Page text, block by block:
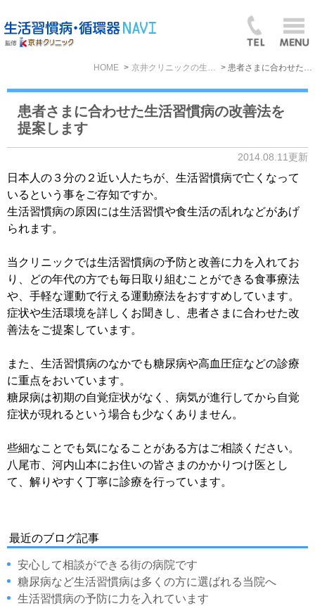
HOME
患者さまに合わせた生活習慣病の改善法を
提案します
2014.08.11更新
日本人の３分の２近い人たちが、生活習慣病で亡くなって
いるという事をご存知ですか。
生活習慣病の原因には生活習慣や食生活の乱れなどがあげ
られます。
当クリニックでは生活習慣病の予防と改善に力を入れてお
り、どの年代の方でも毎日取り組むことができる食事療法
や、手軽な運動で行える運動療法をおすすめしています。
症状や生活環境を詳しくお聞きし、患者さまに合わせた改
善法をご提案しています。
また、生活習慣病のなかでも糖尿病や高血圧症などの診療
に重点をおいています。
糖尿病は初期の自覚症状がなく、病気が進行してから自覚
症状が現れるという場合も少なくありません。
些細なことでも気になることがある方はご相談ください。
八尾市、河内山本にお住いの皆さまのかかりつけ医とし
て、解りやすく丁寧に診療を行っています。
最近のブログ記事
安心して相談ができる街の病院です
糖尿病など生活習慣病は多くの方に選ばれる当院へ
生活習慣病の予防に力を入れています